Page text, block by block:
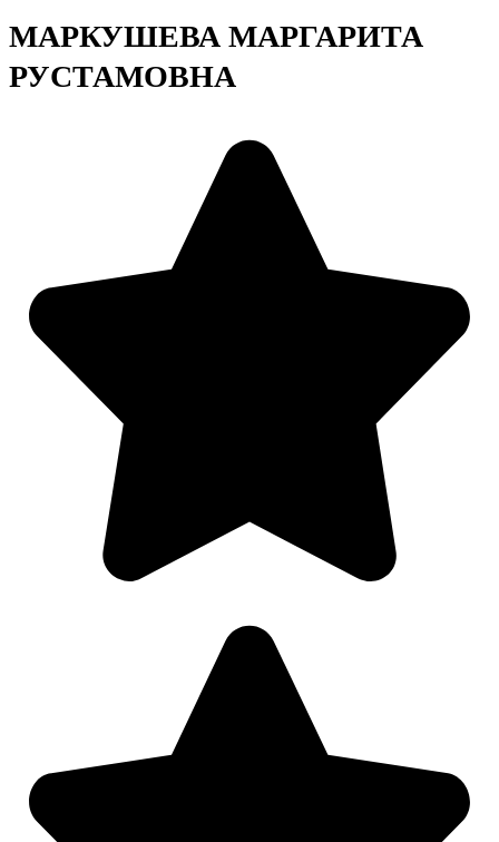
МАРКУШЕВА МАРГАРИТА
РУСТАМОВНА